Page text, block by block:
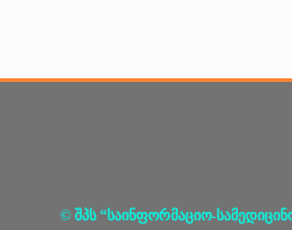
© შპს “საინფორმაციო-